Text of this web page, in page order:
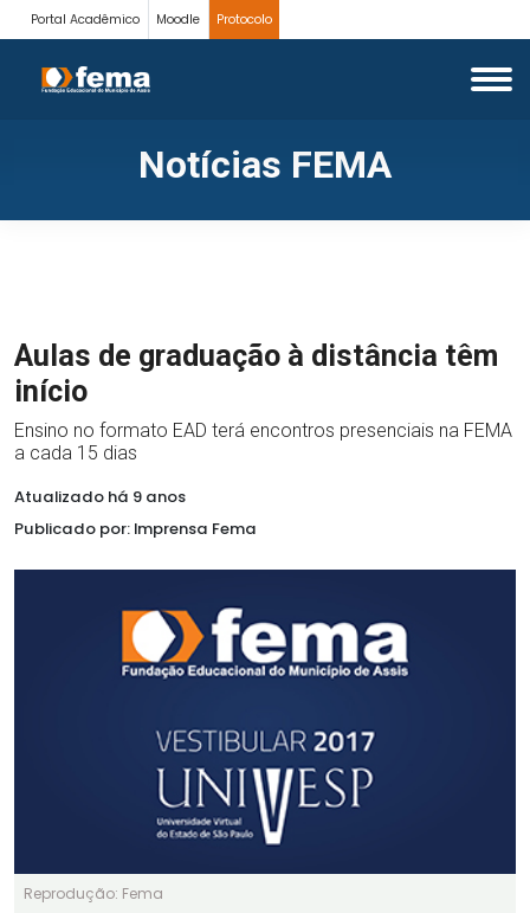
Portal Acadêmico Moodle Protocolo
Notícias FEMA
Aulas de graduação à distância têm
início
Ensino no formato EAD terá encontros presenciais na FEMA
a cada 15 dias
Atualizado há 9 anos
Publicado por: Imprensa Fema
Reprodução: Fema